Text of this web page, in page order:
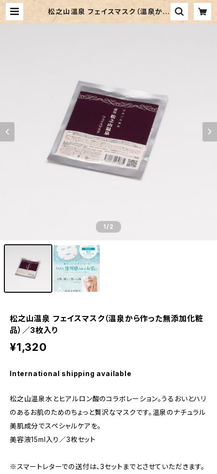
松之山温泉 フェイスマスク（温泉から
作った無添加化粧品）／3枚入り | 【新
1/2
松之山温泉 フェイスマスク（温泉から作った無添加化粧
品）／3枚入り
¥1,320
International shipping available
松之山温泉水とヒアルロン酸のコラボレーション。うるおいとハリ
のあるお肌のためのちょっと贅沢なマスクです。温泉のナチュラル
美肌成分でスペシャルケアを。
美容液15ml入り／3枚セット
※スマートレターでの送付は、3セットまでとさせていただきます。